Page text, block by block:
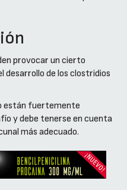
provocar un cierto
de los clostridios
están fuertemente
y debe tenerse en cuenta
más adecuado.